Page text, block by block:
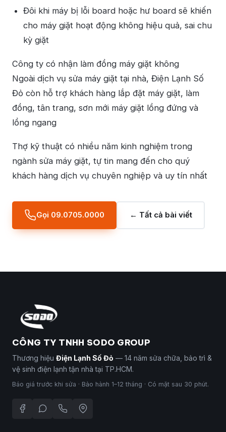
Đôi khi máy bị lỗi board hoặc hư board sẽ khiến
cho máy giặt hoạt động không hiệu quả, sai chu
kỳ giặt
Công ty có nhận làm đồng máy giặt không
Ngoài dịch vụ sửa máy giặt tại nhà, Điện Lạnh Số
Đỏ còn hỗ trợ khách hàng lắp đặt máy giặt, làm
đồng, tân trang, sơn mới máy giặt lồng đứng và
lồng ngang
Thợ kỹ thuật có nhiều năm kinh nghiệm trong
ngành sửa máy giặt, tự tin mang đến cho quý
khách hàng dịch vụ chuyên nghiệp và uy tín nhất
Gọi 09.0705.0000 ← Tất cả bài viết
CÔNG TY TNHH SODO GROUP
Thương hiệu Điện Lạnh Số Đỏ — 14 năm sửa chữa, bảo trì &
vệ sinh điện lạnh tận nhà tại TP.HCM.
Báo giá trước khi sửa · Bảo hành 1–12 tháng · Có mặt sau 30 phút.